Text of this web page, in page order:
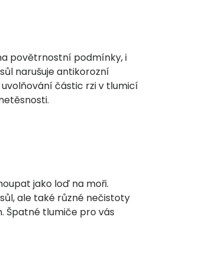
povětrnostní podmínky, i
narušuje antikorozní
částic rzi v tlumicí
jako loď na moři.
ale také různé nečistoty
Špatné tlumiče pro vás